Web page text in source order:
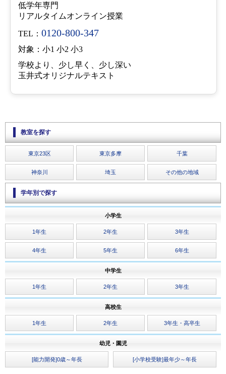
低学年専門
リアルタイムオンライン授業
TEL： 0120-800-347
対象：小1 小2 小3
学校より、少し早く、少し深い
玉井式オリジナルテキスト
教室を探す
東京23区 東京多摩 千葉
神奈川 埼玉 その他の地域
学年別で探す
小学生
1年生 2年生 3年生
4年生 5年生 6年生
中学生
1年生 2年生 3年生
高校生
1年生 2年生 3年生・高卒生
幼児・園児
[能力開発]0歳～年長 [小学校受験]最年少～年長